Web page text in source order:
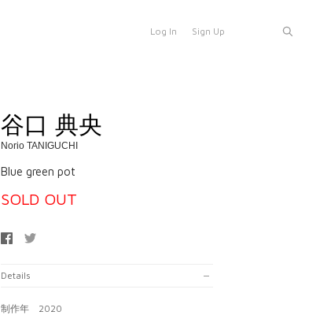
Log In Sign Up
谷口 典央
Norio TANIGUCHI
Blue green pot
SOLD OUT
Details
制作年 2020